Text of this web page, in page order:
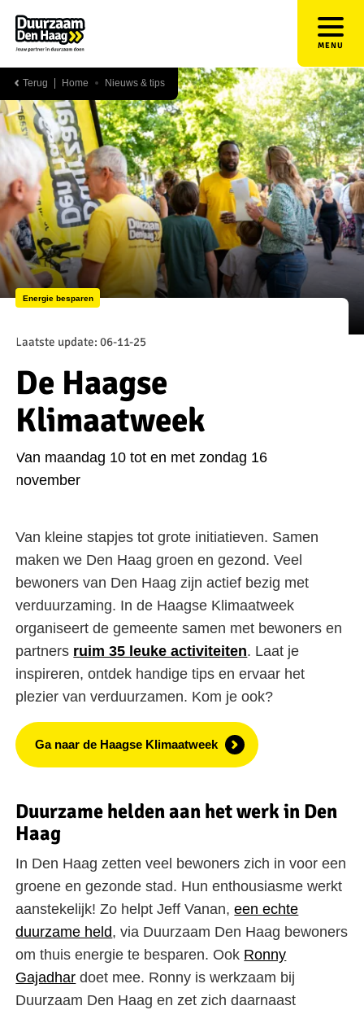
MENU
Terug Home Nieuws & tips
Energie besparen
Laatste update: 06-11-25
De Haagse
Klimaatweek
Van maandag 10 tot en met zondag 16
november
Van kleine stapjes tot grote initiatieven. Samen
maken we Den Haag groen en gezond. Veel
bewoners van Den Haag zijn actief bezig met
verduurzaming. In de Haagse Klimaatweek
organiseert de gemeente samen met bewoners en
partners ruim 35 leuke activiteiten. Laat je
inspireren, ontdek handige tips en ervaar het
plezier van verduurzamen. Kom je ook?
Ga naar de Haagse Klimaatweek
Duurzame helden aan het werk in Den
Haag
In Den Haag zetten veel bewoners zich in voor een
groene en gezonde stad. Hun enthousiasme werkt
aanstekelijk! Zo helpt Jeff Vanan,een echte
duurzame held, via Duurzaam Den Haag bewoners
om thuis energie te besparen. Ook Ronny
Gajadhar doet mee. Ronny is werkzaam bij
Duurzaam Den Haag en zet zich daarnaast